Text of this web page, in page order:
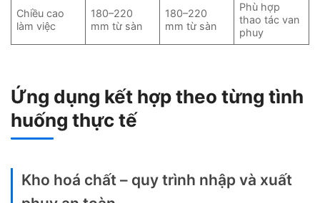
Chiều cao
làm việc
180–220
mm từ sàn
180–220
mm từ sàn
Phù hợp
thao tác van
phuy
Ứng dụng kết hợp theo từng tình
huống thực tế
Kho hoá chất – quy trình nhập và xuất